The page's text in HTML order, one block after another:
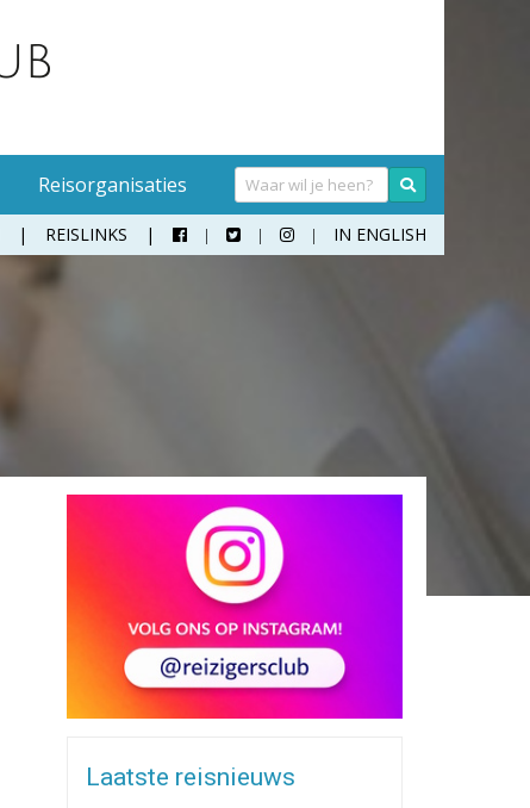
Koffer
Reisorganisaties
REISLINKS    IN ENGLISH
Laatste reisnieuws